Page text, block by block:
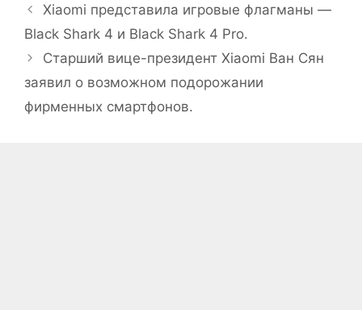
Xiaomi представила игровые флагманы —
Black Shark 4 и Black Shark 4 Pro.
Старший вице-президент Xiaomi Ван Сян
заявил о возможном подорожании
фирменных смартфонов.